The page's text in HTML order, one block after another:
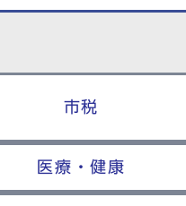
市税
医療・健康